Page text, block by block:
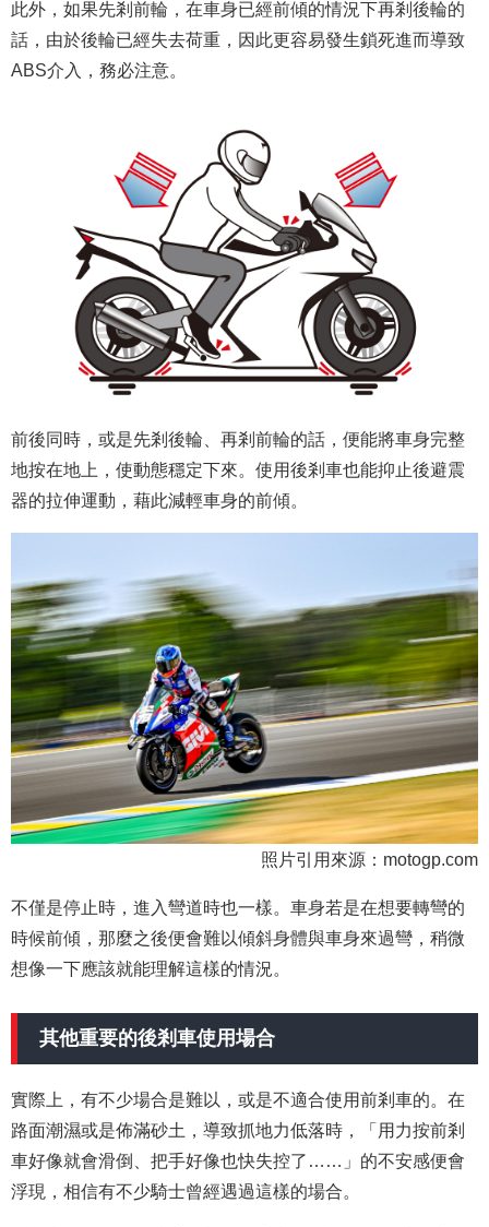
此外，如果先剎前輪，在車身已經前傾的情況下再剎後輪的
話，由於後輪已經失去荷重，因此更容易發生鎖死進而導致
ABS介入，務必注意。
前後同時，或是先剎後輪、再剎前輪的話，便能將車身完整
地按在地上，使動態穩定下來。使用後剎車也能抑止後避震
器的拉伸運動，藉此減輕車身的前傾。
照片引用來源：motogp.com
不僅是停止時，進入彎道時也一樣。車身若是在想要轉彎的
時候前傾，那麼之後便會難以傾斜身體與車身來過彎，稍微
想像一下應該就能理解這樣的情況。
其他重要的後剎車使用場合
實際上，有不少場合是難以，或是不適合使用前剎車的。在
路面潮濕或是佈滿砂土，導致抓地力低落時，「用力按前剎
車好像就會滑倒、把手好像也快失控了……」的不安感便會
浮現，相信有不少騎士曾經遇過這樣的場合。